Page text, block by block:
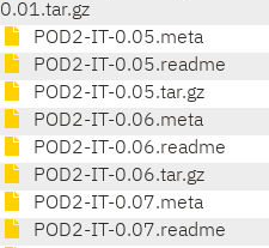
0.01.tar.gz
POD2-IT-0.05.meta
POD2-IT-0.05.readme
POD2-IT-0.05.tar.gz
POD2-IT-0.06.meta
POD2-IT-0.06.readme
POD2-IT-0.06.tar.gz
POD2-IT-0.07.meta
POD2-IT-0.07.readme